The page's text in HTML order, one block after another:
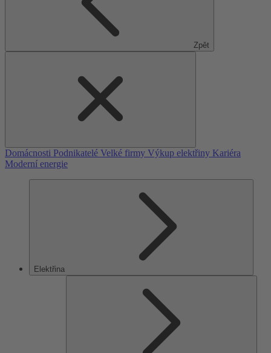
Zpět
Domácnosti Podnikatelé Velké firmy Výkup elektřiny Kariéra
Moderní energie
Elektřina